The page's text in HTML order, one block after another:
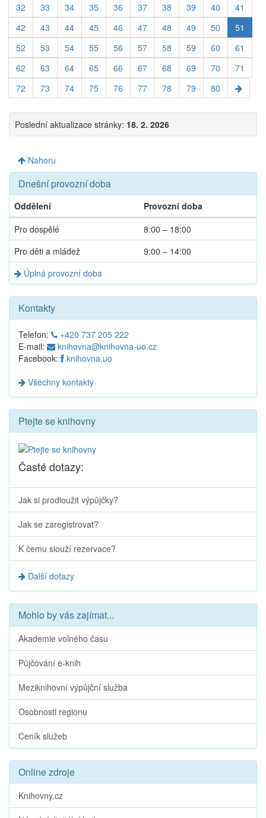
32
33 34 35 36 37 38 39 40
41
42
43 44 45 46 47 48 49 50
51
52
53 54 55 56 57 58 59 60
61
62
63 64 65 66 67 68 69 70
71
72
73 74 75 76 77 78 79 80
Poslední aktualizace stránky: 18. 2. 2026
Nahoru
Dnešní provozní doba
Dnešní
provozní
doba
Oddělení
Provozní doba
Pro dospělé
8:00 – 18:00
Pro děti a mládež
9:00 – 14:00
Úplná provozní doba
Kontakty
Telefon:
+420 737 205 222
E-mail:
knihovna@knihovna-uo.cz
Facebook: knihovna.uo
Všechny kontakty
Ptejte se knihovny
Časté dotazy:
Jak si prodloužit výpůjčky?
Jak se zaregistrovat?
K čemu slouží rezervace?
Další dotazy
Mohlo by vás zajímat...
Akademie volného času
Půjčování e-knih
Meziknihovní výpůjční služba
Osobnosti regionu
Ceník služeb
Online zdroje
Knihovny.cz